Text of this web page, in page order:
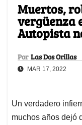
Muertos,
vergüenza
Autopista
Por Las Dos Orillas
MAR 17, 2022
Un verdadero
muchos años dejó